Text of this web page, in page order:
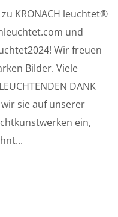
KRONACH leuchtet®
und
Wir freuen
Bilder. Viele
DANK
sie auf unserer
ein,